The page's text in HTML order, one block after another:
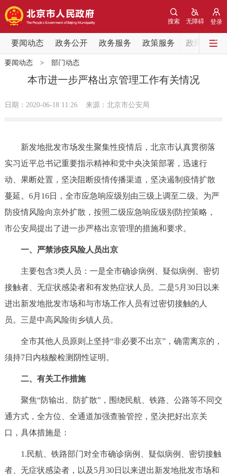
登录
无障碍
搜索
要闻动态 政务公开 政务服务 政策服务 政民互动
要闻动态
党中央精神
政务公开
市领导 机构职能 政策服务
政策兑现 政策解读 回应关切
政务服务
个人服务 法人服务 部门服务
便民服务 利企服务
中介服务 阳光政务
政民互动
12345网上接诉即办 我要咨询 我要建议
参与调查
走进北京
要闻动态> 部门动态
本市进一步严格出京管理工作有关情况
日期：2020-06-18 11:26 来源：北京市公安局
新发地批发市场发生聚集性疫情后，北京市认真贯彻落
实习近平总书记重要指示精神和党中央决策部署，迅速行
动、果断处置，坚决阻断疫情传播渠道，坚决遏制疫情扩散
蔓延。6月16日，全市应急响应级别由三级上调至二级。为严
防疫情风险向京外扩散，按照二级应急响应级别防控策略，
市公安局提出了进一步严格出京管理的措施和要求。
一、严禁涉疫风险人员出京
主要包含3类人员：一是全市确诊病例、疑似病例、密切
接触者、无症状感染者和有发热症状人员。二是5月30日以来
进出新发地批发市场和与市场工作人员有过密切接触的人
员。三是中高风险街乡镇人员。
全市其他人员原则上坚持“非必要不出京”，确需离京的，
须持7日内核酸检测阴性证明。
二、有关工作措施
聚焦“防输出、防扩散”，围绕民航、铁路、公路等不同交
通方式，全方位、全通道加强查验管控，坚决把好出京关
口，具体措施是：
1.民航、铁路部门对全市确诊病例、疑似病例、密切接触
者、无症状感染者，以及5月30日以来进出新发地批发市场和